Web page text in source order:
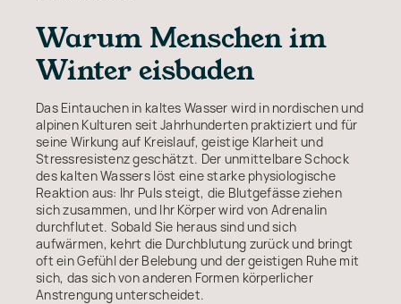
Warum Menschen im
Winter eisbaden
Das Eintauchen in kaltes Wasser wird in nordischen und
alpinen Kulturen seit Jahrhunderten praktiziert und für
seine Wirkung auf Kreislauf, geistige Klarheit und
Stressresistenz geschätzt. Der unmittelbare Schock
des kalten Wassers löst eine starke physiologische
Reaktion aus: Ihr Puls steigt, die Blutgefässe ziehen
sich zusammen, und Ihr Körper wird von Adrenalin
durchflutet. Sobald Sie heraus sind und sich
aufwärmen, kehrt die Durchblutung zurück und bringt
oft ein Gefühl der Belebung und der geistigen Ruhe mit
sich, das sich von anderen Formen körperlicher
Anstrengung unterscheidet.